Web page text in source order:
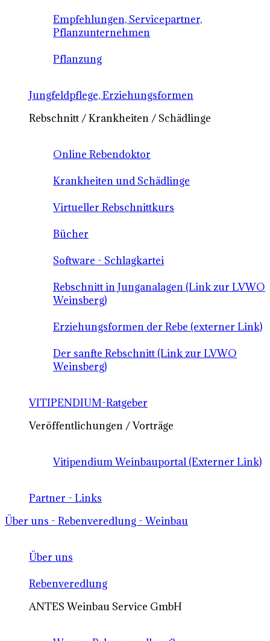
Empfehlungen, Servicepartner,
Pflanzunternehmen
Pflanzung
Jungfeldpflege, Erziehungsformen
Rebschnitt / Krankheiten / Schädlinge
Online Rebendoktor
Krankheiten und Schädlinge
Virtueller Rebschnittkurs
Bücher
Software - Schlagkartei
Rebschnitt in Junganalagen (Link zur LVWO
Weinsberg)
Erziehungsformen der Rebe (externer Link)
Der sanfte Rebschnitt (Link zur LVWO
Weinsberg)
VITIPENDIUM-Ratgeber
Veröffentlichungen / Vorträge
Vitipendium Weinbauportal (Externer Link)
Partner - Links
Über uns - Rebenveredlung - Weinbau
Über uns
Rebenveredlung
ANTES Weinbau Service GmbH